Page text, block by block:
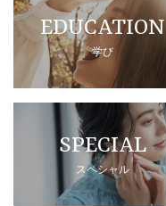
EDUCATION
学び
SPECIAL
スペシャル